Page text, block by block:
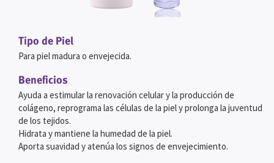
Tipo de Piel
Para piel madura o envejecida.
Beneficios
Ayuda a estimular la renovación celular y la producción de
colágeno, reprograma las células de la piel y prolonga la juventud
de los tejidos.
Hidrata y mantiene la humedad de la piel.
Aporta suavidad y atenúa los signos de envejecimiento.